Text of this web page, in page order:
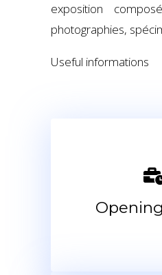
exposition
photographies,
Useful informations